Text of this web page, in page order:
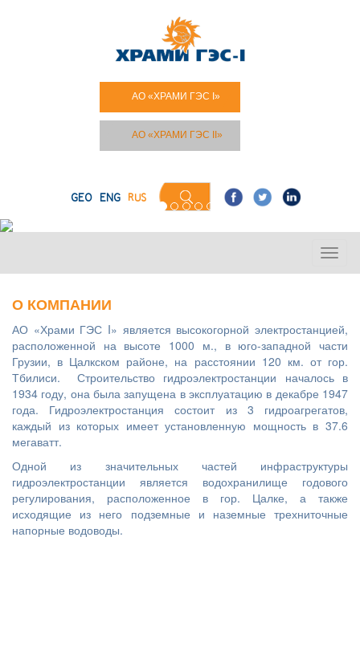
АО «ХРАМИ ГЭС I»
АО «ХРАМИ ГЭС II»
GEO ENG RUS
O КОМПАНИИ
АО «Храми ГЭС I» является высокогорной электростанцией,
расположенной на высоте 1000 м., в юго-западной части
Грузии, в Цалкском районе, на расстоянии 120 км. от гор.
Тбилиси. Строительство гидроэлектростанции началось в
1934 году, она была запущена в эксплуатацию в декабре 1947
года. Гидроэлектростанция состоит из 3 гидроагрегатов,
каждый из которых имеет установленную мощность в 37.6
мегаватт.
Одной из значительных частей инфраструктуры
гидроэлектростанции является водохранилище годового
регулирования, расположенное в гор. Цалке, а также
исходящие из него подземные и наземные трехниточные
напорные водоводы.